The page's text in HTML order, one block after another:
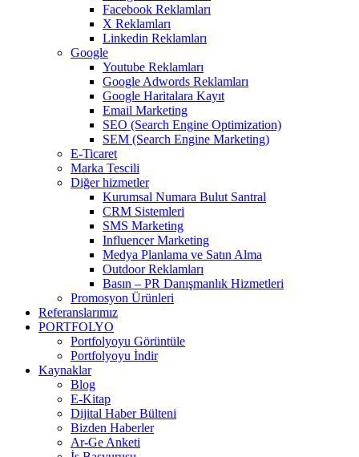
Facebook Reklamları
X Reklamları
Linkedin Reklamları
Google
Youtube Reklamları
Google Adwords Reklamları
Google Haritalara Kayıt
Email Marketing
SEO (Search Engine Optimization)
SEM (Search Engine Marketing)
E-Ticaret
Marka Tescili
Diğer hizmetler
Kurumsal Numara Bulut Santral
CRM Sistemleri
SMS Marketing
Influencer Marketing
Medya Planlama ve Satın Alma
Outdoor Reklamları
Basın – PR Danışmanlık Hizmetleri
Promosyon Ürünleri
Referanslarımız
PORTFOLYO
Portfolyoyu Görüntüle
Portfolyoyu İndir
Kaynaklar
Blog
E-Kitap
Dijital Haber Bülteni
Bizden Haberler
Ar-Ge Anketi